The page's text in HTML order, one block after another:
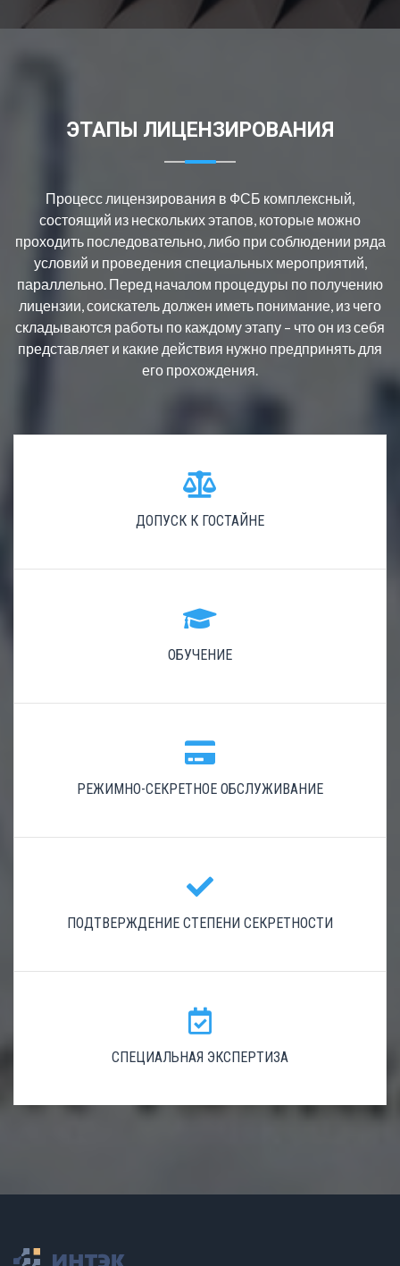
ЭТАПЫ ЛИЦЕНЗИРОВАНИЯ
Процесс лицензирования в ФСБ комплексный,
состоящий из нескольких этапов, которые можно
проходить последовательно, либо при соблюдении ряда
условий и проведения специальных мероприятий,
параллельно. Перед началом процедуры по получению
лицензии, соискатель должен иметь понимание, из чего
складываются работы по каждому этапу – что он из себя
представляет и какие действия нужно предпринять для
его прохождения.
ДОПУСК К ГОСТАЙНЕ
ОБУЧЕНИЕ
РЕЖИМНО-СЕКРЕТНОЕ ОБСЛУЖИВАНИЕ
ПОДТВЕРЖДЕНИЕ СТЕПЕНИ СЕКРЕТНОСТИ
СПЕЦИАЛЬНАЯ ЭКСПЕРТИЗА